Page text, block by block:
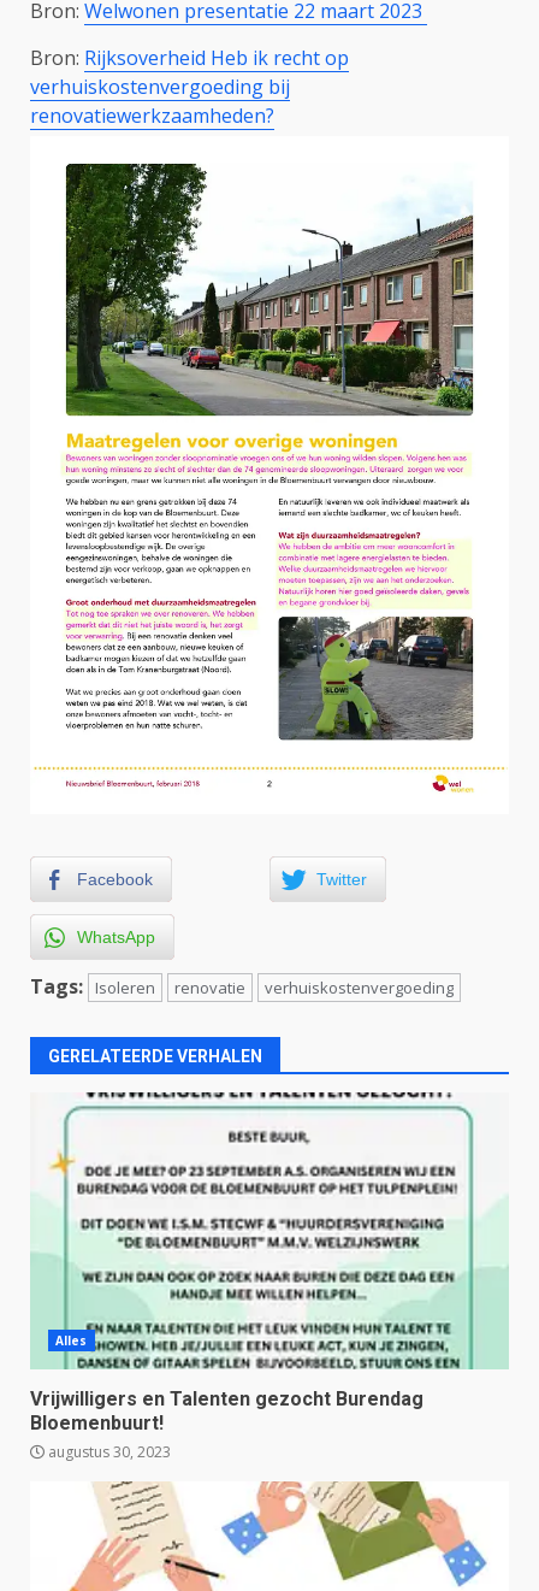
Bron: Welwonen presentatie 22 maart 2023
Bron: Rijksoverheid Heb ik recht op
verhuiskostenvergoeding bij
renovatiewerkzaamheden?
Facebook Twitter
WhatsApp
Tags: Isoleren renovatie verhuiskostenvergoeding
GERELATEERDE VERHALEN
Alles
Vrijwilligers en Talenten gezocht Burendag
Bloemenbuurt!
augustus 30, 2023